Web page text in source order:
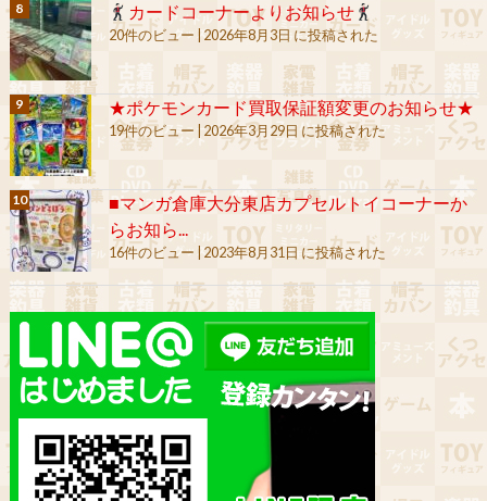
カードコーナーよりお知らせ
20件のビュー |2026年8月3日 に投稿された
★ポケモンカード買取保証額変更のお知らせ★
19件のビュー 2026年3月29日 に投稿された
■マンガ倉庫大分東店カプセルトイコーナーか
らお知ら...
16件のビュー |2023年8月31日 に投稿された